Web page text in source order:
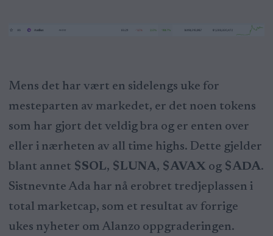
Mens det har vært en sidelengs uke for
mesteparten av markedet, er det noen tokens
som har gjort det veldig bra og er enten over
eller i nærheten av all time highs. Dette gjelder
blant annet $SOL, $LUNA, $AVAXog $ADA.
Sistnevnte Ada har nå erobret tredjeplassen i
total marketcap, som et resultat av forrige
ukes nyheter om Alanzo oppgraderingen.